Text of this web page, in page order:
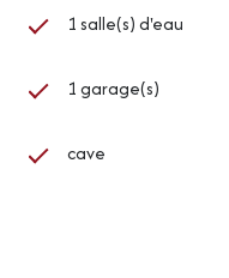
1 salle(s) d'eau
1 garage(s)
cave